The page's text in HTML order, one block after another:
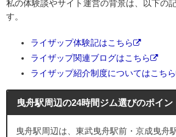
私の体験談やサイト運営の背景は、以下の
す。
ライザップ体験記はこちら
ライザップ関連ブログはこちら
ライザップ紹介制度についてはこちら
曳舟駅周辺の24時間ジム選びのポイン
曳舟駅周辺は、東武曳舟駅前・京成曳舟